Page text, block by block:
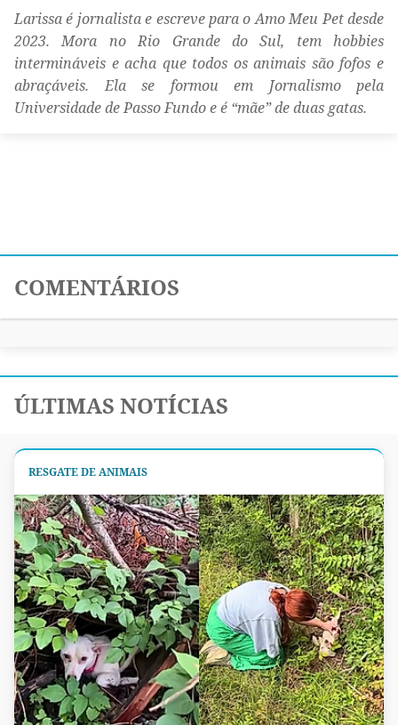
Larissa é jornalista e escreve para o Amo Meu Pet desde
2023. Mora no Rio Grande do Sul, tem hobbies
intermináveis e acha que todos os animais são fofos e
abraçáveis. Ela se formou em Jornalismo pela
Universidade de Passo Fundo e é “mãe” de duas gatas.
COMENTÁRIOS
ÚLTIMAS NOTÍCIAS
RESGATE DE ANIMAIS